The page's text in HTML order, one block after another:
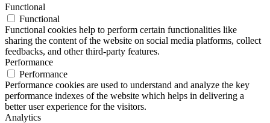
Functional
Functional
Functional cookies help to perform certain functionalities like
sharing the content of the website on social media platforms, collect
feedbacks, and other third-party features.
Performance
Performance
Performance cookies are used to understand and analyze the key
performance indexes of the website which helps in delivering a
better user experience for the visitors.
Analytics